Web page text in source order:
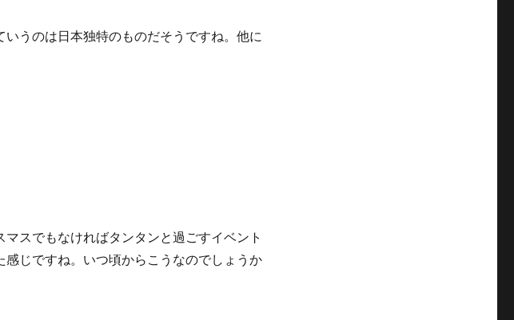
うのは日本独特のものだそうですね。他に
スでもなければタンタンと過ごすイベント
じですね。いつ頃からこうなのでしょうか